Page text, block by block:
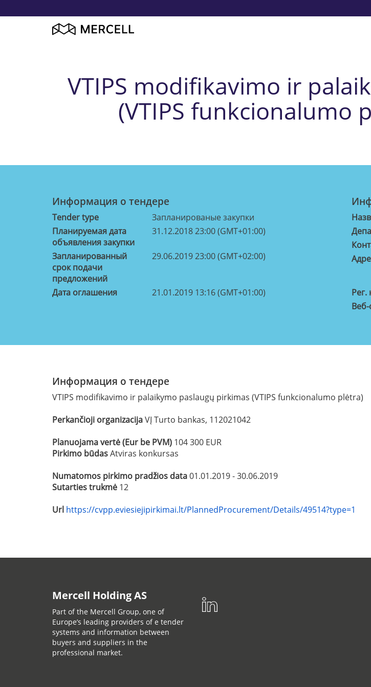
VTIPS modifikavimo ir
(VTIPS funkcionalumo
Информация о тендерe
Tender type
Запланированые закупки
Планируемая дата
объявления закупки
31.12.2018 23:00 (GMT+01:00)
Запланированный
срок подачи
предложений
29.06.2019 23:00 (GMT+02:00)
Дата оглашения 21.01.2019 13:16 (GMT+01:00)
Рег.
Веб-
Информация о тендере
VTIPS modifikavimo ir palaikymo paslaugų pirkimas (VTIPS funkcionalumo plėtra)
Perkančioji organizacijaVĮ Turto bankas, 112021042
Planuojama vertė (Eur be PVM) 104 300 EUR
Pirkimo būdasAtviras konkursas
Numatomos pirkimo pradžios data01.01.2019 - 30.06.2019
Sutarties trukmė 12
Url https://cvpp.eviesiejipirkimai.lt/PlannedProcurement/Details/49514?type=1
Mercell Holding AS
Part of the Mercell Group, one of
Europe’s leading providers of e tender
systems and information between
buyers and suppliers in the
professional market.